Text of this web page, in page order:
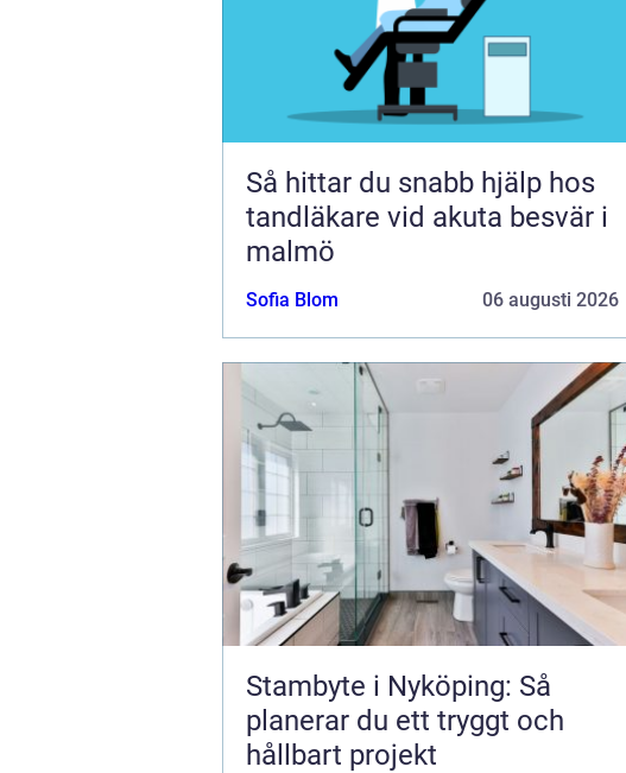
Så hittar du snabb hjälp hos
tandläkare vid akuta besvär i
malmö
Sofia Blom 06 augusti 2026
Stambyte i Nyköping: Så
planerar du ett tryggt och
hållbart projekt